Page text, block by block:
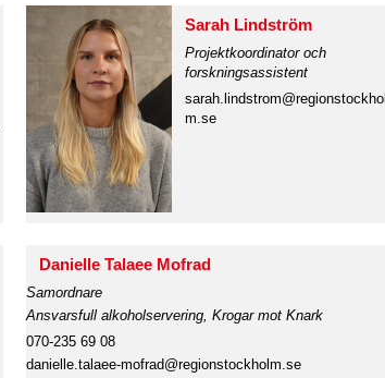
Sarah Lindström
Projektkoordinator och
forskningsassistent
sarah.lindstrom@regionstockhol
m.se
Danielle Talaee Mofrad
Samordnare
Ansvarsfull alkoholservering, Krogar mot Knark
070-235 69 08
danielle.talaee-mofrad@regionstockholm.se